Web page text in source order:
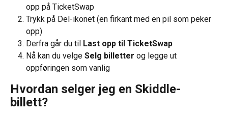
opp på TicketSwap
Trykk på Del-ikonet (en firkant med en pil som peker
opp)
Derfra går du til Last opp til TicketSwap
Nå kan du velge Selg billetter og legge ut
oppføringen som vanlig
Hvordan selger jeg en Skiddle-
billett?